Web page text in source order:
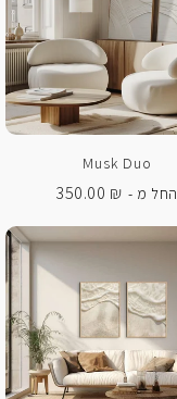
Musk Duo
החל מ -
350.00 ₪